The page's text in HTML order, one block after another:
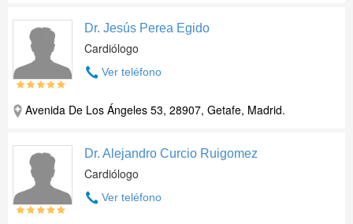
Dr. Jesús Perea Egido
Cardiólogo
Ver teléfono
Avenida De Los Ángeles 53, 28907, Getafe, Madrid.
Dr. Alejandro Curcio Ruigomez
Cardiólogo
Ver teléfono